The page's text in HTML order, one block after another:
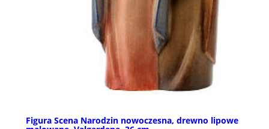
Figura Scena Narodzin nowoczesna, drewno lipowe